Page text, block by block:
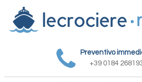
Preventivo
+39 0184